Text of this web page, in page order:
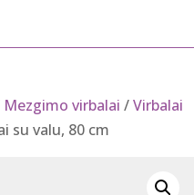
Mezgimo virbalai /Virbalai
su valu, 80 cm